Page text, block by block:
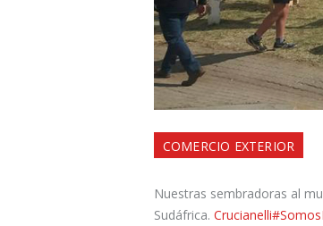
COMERCIO EXTERIOR
Nuestras sembradoras al
Sudáfrica. Crucianelli#